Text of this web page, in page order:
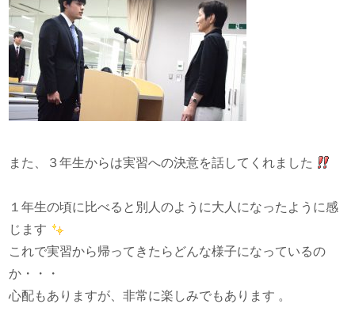
また、３年生からは実習への決意を話してくれました
１年生の頃に比べると別人のように大人になったように感
じます
これで実習から帰ってきたらどんな様子になっているの
か・・・
心配もありますが、非常に楽しみでもあります 。